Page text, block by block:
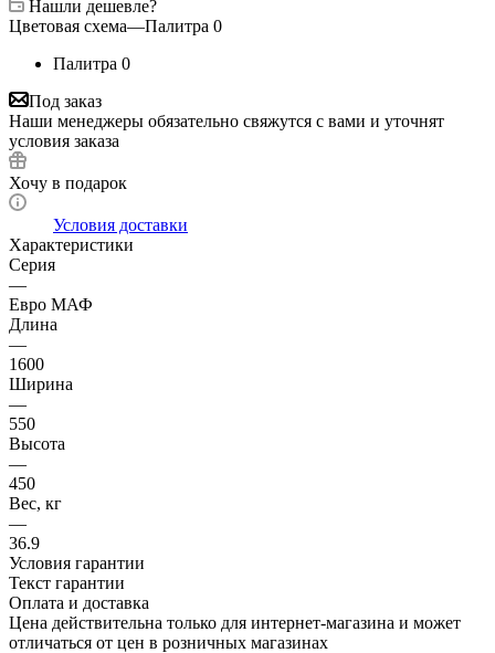
Нашли дешевле?
Цветовая схема—Палитра 0
Палитра 0
Под заказ
Наши менеджеры обязательно свяжутся с вами и уточнят
условия заказа
Хочу в подарок
Условия доставки
Характеристики
Серия
—
Евро МАФ
Длина
—
1600
Ширина
—
550
Высота
—
450
Вес, кг
—
36.9
Условия гарантии
Текст гарантии
Оплата и доставка
Цена действительна только для интернет-магазина и может
отличаться от цен в розничных магазинах